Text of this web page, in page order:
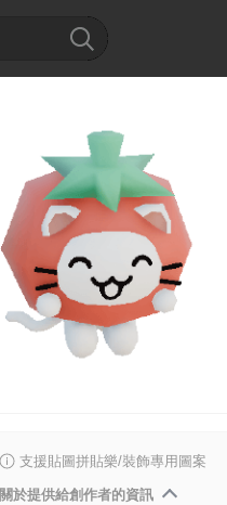
支援貼圖拼貼樂/裝飾專用圖案
關於提供給創作者的資訊